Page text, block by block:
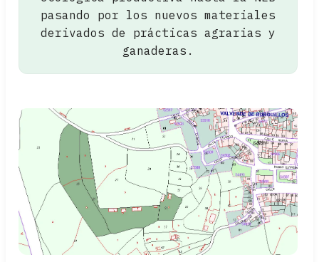
pasando por los nuevos materiales
derivados de prácticas agrarias y
ganaderas.